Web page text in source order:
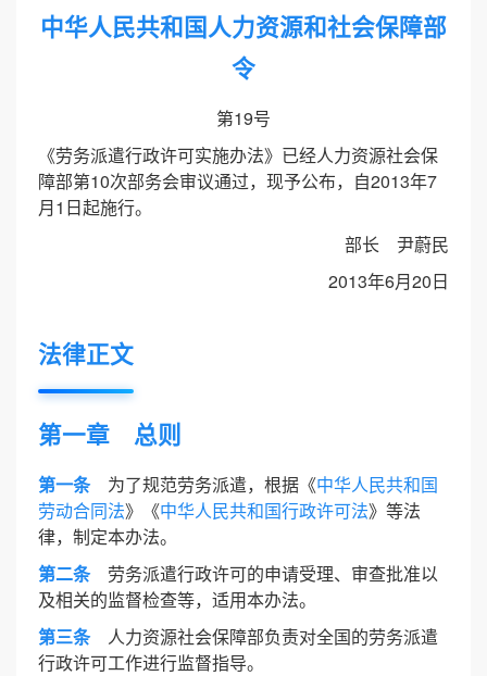
中华人民共和国人力资源和社会保障部
令
第19号
《劳务派遣行政许可实施办法》已经人力资源社会保
障部第10次部务会审议通过，现予公布，自2013年7
月1日起施行。
部长 尹蔚民
2013年6月20日
法律正文
第一章 总则
第一条为了规范劳务派遣，根据《中华人民共和国
劳动合同法》《中华人民共和国行政许可法》等法
律，制定本办法。
第二条劳务派遣行政许可的申请受理、审查批准以
及相关的监督检查等，适用本办法。
第三条人力资源社会保障部负责对全国的劳务派遣
行政许可工作进行监督指导。